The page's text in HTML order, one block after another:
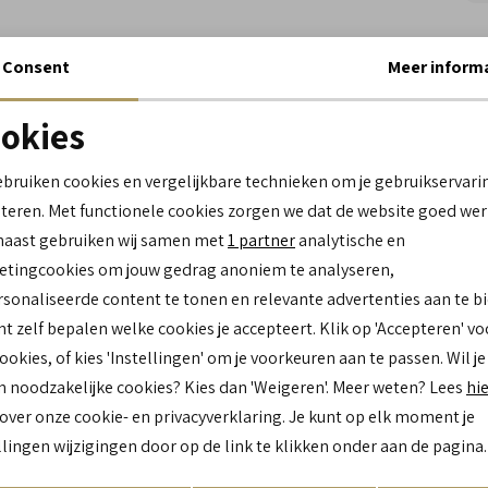
cookies
cookies Marketing cookies
Consent Meer
cookies en vergelijkbare technieken om je
Met functionele cookies zorgen we dat de website goed
gebruiken wij samen met1 partneranalytische en
om jouw gedrag anoniem te analyseren,
content te tonen en relevante advertenties aan te
zelf bepalen welke cookies je accepteert. Klik op 'Accepteren'
of kies 'Instellingen' om je voorkeuren aan te passen. Wil je
noodzakelijke cookies? Kies dan 'Weigeren'. Meer weten? Lees
onze cookie- en privacyverklaring. Je kunt op elk moment je
wijzigingen door op de link te klikken onder aan de pagina.